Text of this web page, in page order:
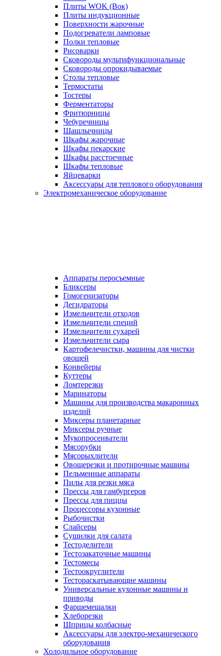
Плиты WOK (Вок)
Плиты индукционные
Поверхности жарочные
Подогреватели ламповые
Полки тепловые
Рисоварки
Сковороды мультифункциональные
Сковороды опрокидываемые
Столы тепловые
Термостаты
Тостеры
Ферментаторы
Фритюрницы
Чебуречницы
Шашлычницы
Шкафы жарочные
Шкафы пекарские
Шкафы расстоечные
Шкафы тепловые
Яйцеварки
Аксессуары для теплового оборудования
Электромеханическое оборудование
Аппараты перосъемные
Бликсеры
Гомогенизаторы
Дегидраторы
Измельчители отходов
Измельчители специй
Измельчители сухарей
Измельчители сыра
Картофелечистки, машины для чистки
овощей
Конвейеры
Куттеры
Ломтерезки
Маринаторы
Машины для производства макаронных
изделий
Миксеры планетарные
Миксеры ручные
Мукопросеиватели
Мясорубки
Мясорыхлители
Овощерезки и протирочные машины
Пельменные аппараты
Пилы для резки мяса
Прессы для гамбургеров
Прессы для пиццы
Процессоры кухонные
Рыбочистки
Слайсеры
Сушилки для салата
Тестоделители
Тестозакаточные машины
Тестомесы
Тестоокруглители
Тестораскатывающие машины
Универсальные кухонные машины и
приводы
Фаршемешалки
Хлеборезки
Шприцы колбасные
Аксессуары для электро-механического
оборудования
Холодильное оборудование